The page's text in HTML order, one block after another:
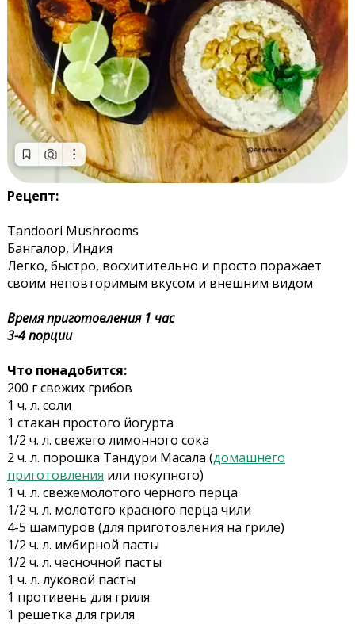
Рецепт:
Tandoori Mushrooms
Бангалор, Индия
Легко, быстро, восхитительно и просто поражает
своим неповторимым вкусом и внешним видом
Время приготовления 1 час
3-4 порции
Что понадобится:
200 г свежих грибов
1 ч. л. соли
1 стакан простого йогурта
1/2 ч. л. свежего лимонного сока
2 ч. л. порошка Тандури Масала (домашнего
приготовления или покупного)
1 ч. л. свежемолотого черного перца
1/2 ч. л. молотого красного перца чили
4-5 шампуров (для приготовления на гриле)
1/2 ч. л. имбирной пасты
1/2 ч. л. чесночной пасты
1 ч. л. луковой пасты
1 противень для гриля
1 решетка для гриля